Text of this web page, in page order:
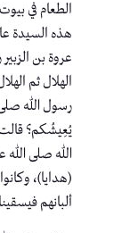
الطعام في
هذه السيدة
عروة بن
الهلال ثم
رسول الله صلى
يُعِيشُكم؟ قالت:
الله صلى
(هدايا)،
ألبانهم